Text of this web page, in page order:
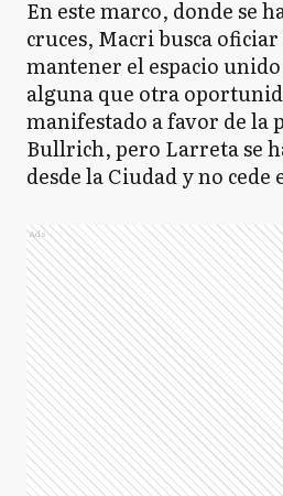
En este marco, donde se
cruces, Macri busca
mantener el espacio
alguna que otra
manifestado a favor de la
Bullrich, pero Larreta se
desde la Ciudad y no cede
Ads